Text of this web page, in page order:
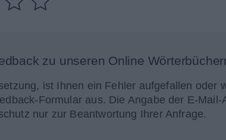
zu unseren Online
ist Ihnen ein Fehler aufgefallen oder
Formular aus. Die Angabe der E-
nur zur Beantwortung Ihrer Anfrage.